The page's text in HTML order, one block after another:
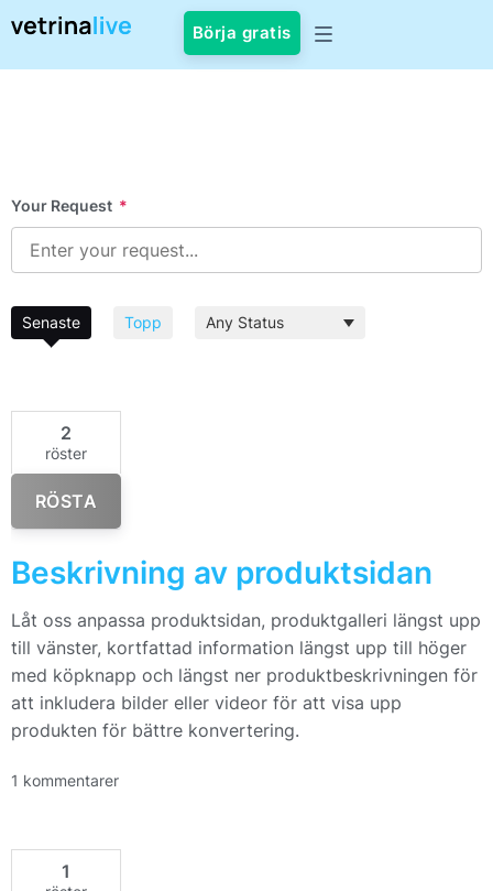
Börja gratis
Your Request *
Senaste Topp
2
röster
RÖSTA
Beskrivning av produktsidan
Låt oss anpassa produktsidan, produktgalleri längst upp
till vänster, kortfattad information längst upp till höger
med köpknapp och längst ner produktbeskrivningen för
att inkludera bilder eller videor för att visa upp
produkten för bättre konvertering.
1 kommentarer
1